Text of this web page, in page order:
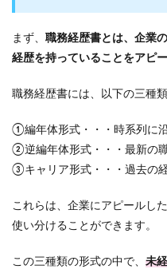
まず、 職務経歴書とは、企業
経歴を持っていることをアピ
職務経歴書には、以下の三種
①編年体形式・・・時系列に
②逆編年体形式・・・最新の
③キャリア形式・・・過去の
これらは、企業にアピールし
使い分けることができます。
この三種類の形式の中で、 未